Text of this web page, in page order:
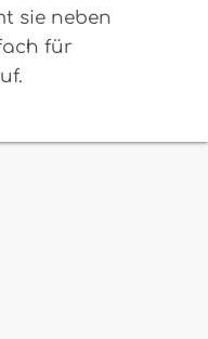
sie neben
für